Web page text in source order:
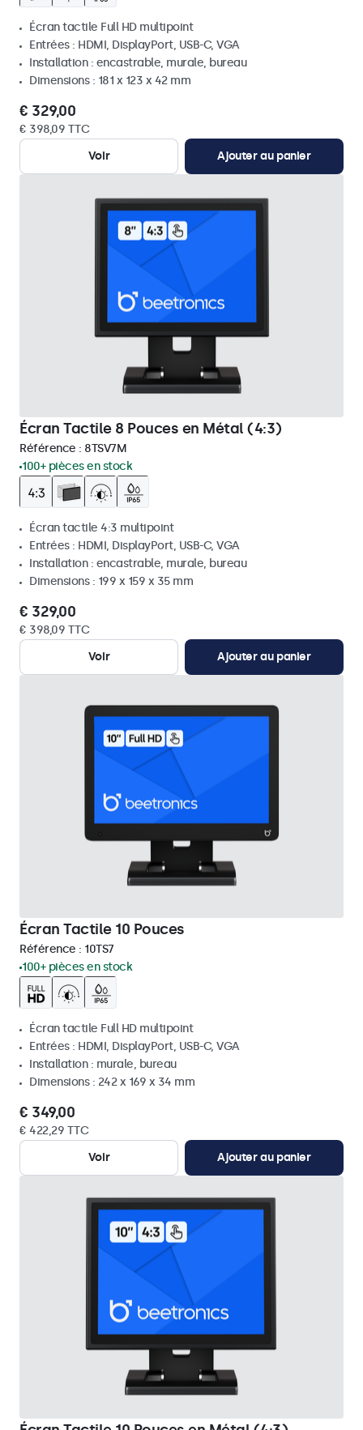
Écran tactile Full HD multipoint
Entrées : HDMI, DisplayPort, USB-C, VGA
Installation : encastrable, murale, bureau
Dimensions : 181 x 123 x 42 mm
€ 329,00
€ 398,09 TTC
Voir
Ajouter au panier
Écran Tactile 8 Pouces en Métal (4:3)
Référence : 8TSV7M
100+ pièces en stock
Écran tactile 4:3 multipoint
Entrées : HDMI, DisplayPort, USB-C, VGA
Installation : encastrable, murale, bureau
Dimensions : 199 x 159 x 35 mm
€ 329,00
€ 398,09 TTC
Voir
Ajouter au panier
Écran Tactile 10 Pouces
Référence : 10TS7
100+ pièces en stock
Écran tactile Full HD multipoint
Entrées : HDMI, DisplayPort, USB-C, VGA
Installation : murale, bureau
Dimensions : 242 x 169 x 34 mm
€ 349,00
€ 422,29 TTC
Voir
Ajouter au panier